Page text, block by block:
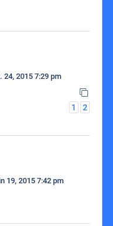
24, 2015 7:29 pm
1
2
19, 2015 7:42 pm